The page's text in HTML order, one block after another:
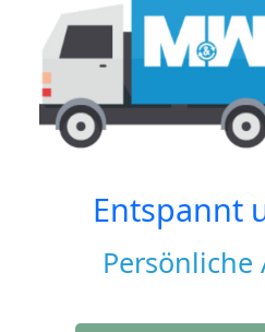
Entspannt
Persönliche